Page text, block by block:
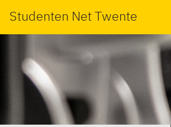
Studenten Net Twente